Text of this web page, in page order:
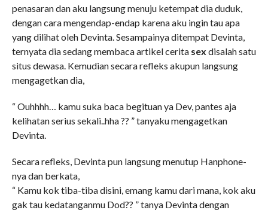
penasaran dan aku langsung menuju ketempat dia duduk,
dengan cara mengendap-endap karena aku ingin tau apa
yang dilihat oleh Devinta. Sesampainya ditempat Devinta,
ternyata dia sedang membaca artikel cerita sex disalah satu
situs dewasa. Kemudian secara refleks akupun langsung
mengagetkan dia,
“ Ouhhhh… kamu suka baca begituan ya Dev, pantes aja
kelihatan serius sekali..hha ?? ” tanyaku mengagetkan
Devinta.
Secara refleks, Devinta pun langsung menutup Hanphone-
nya dan berkata,
“ Kamu kok tiba-tiba disini, emang kamu dari mana, kok aku
gak tau kedatanganmu Dod?? ” tanya Devinta dengan